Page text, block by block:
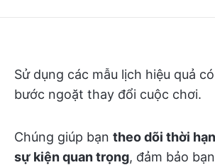
Sử dụng các mẫu lịch hiệu quả
bước ngoặt thay đổi cuộc chơi.
Chúng giúp bạn theo dõi thời
sự kiện quan trọng, đảm bảo